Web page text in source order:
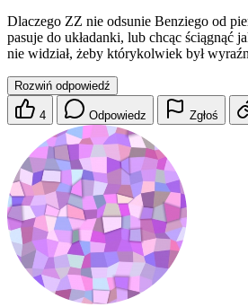
Dlaczego ZZ nie odsunie Benziego od
pasuje do układanki, lub chcąc ściągnąć
nie widział, żeby którykolwiek był
Rozwiń odpowiedź
4 Odpowiedz Zgłoś